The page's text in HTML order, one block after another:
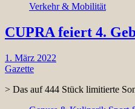
Verkehr & Mobilität
CUPRA feiert 4.
1. März 2022
Gazette
> Das auf 444 Stück limitierte